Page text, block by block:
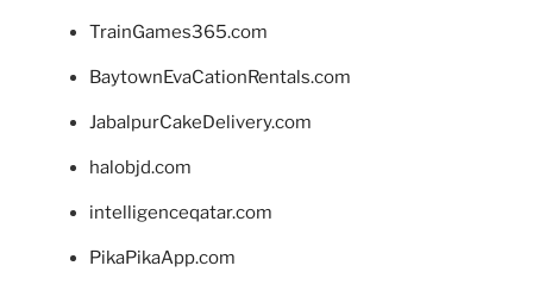
TrainGames365.com
BaytownEvaCationRentals.com
JabalpurCakeDelivery.com
halobjd.com
intelligenceqatar.com
PikaPikaApp.com